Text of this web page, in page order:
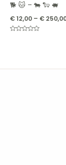
🐕 🐱 – 🐄 🐑 🐖
€12,00 – €